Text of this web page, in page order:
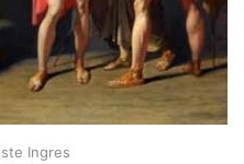
Ingres